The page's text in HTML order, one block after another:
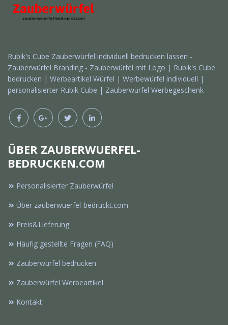
Rubik's Cube Zauberwürfel individuell bedrucken lassen -
Zauberwürfel Branding - Zauberwürfel mit Logo | Rubik's Cube
bedrucken | Werbeartikel Würfel | Werbewürfel individuell |
personalisierter Rubik Cube | Zauberwürfel Werbegeschenk
ÜBER ZAUBERWUERFEL-
BEDRUCKEN.COM
Personalisierter Zauberwürfel
Über zauberwuerfel-bedruckt.com
Preis&Lieferung
Häufig gestellte Fragen (FAQ)
Zauberwürfel bedrucken
Zauberwürfel Werbeartikel
Kontakt